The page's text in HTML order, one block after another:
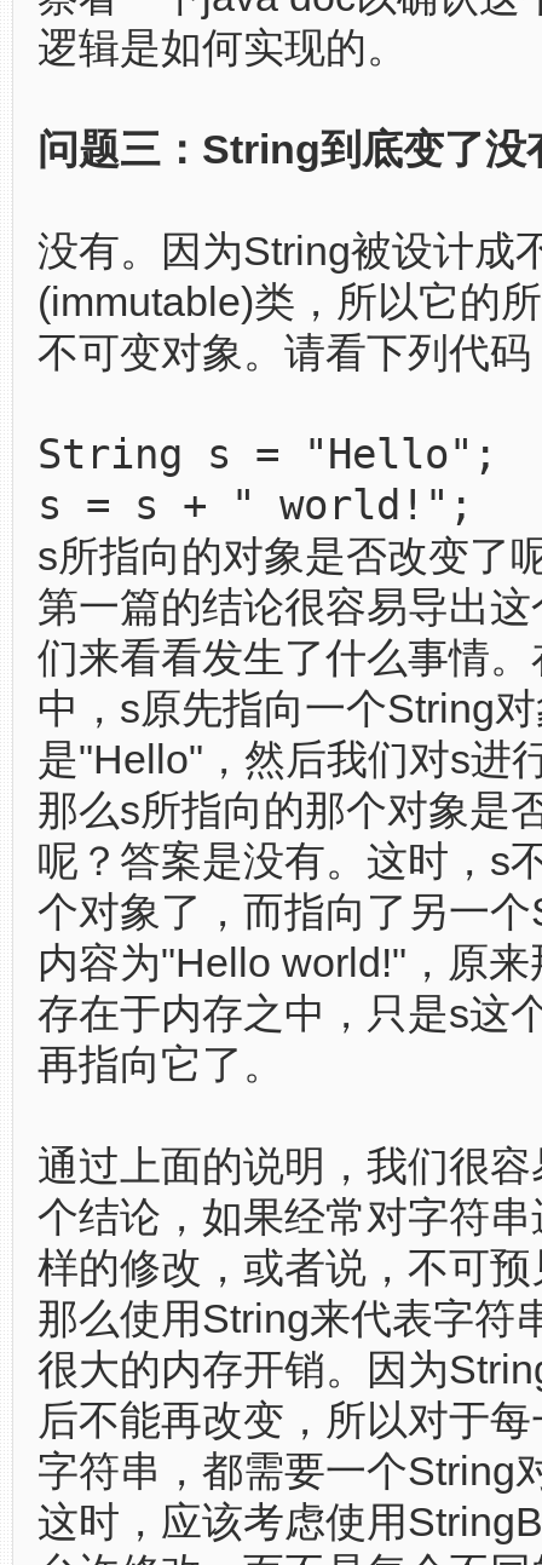
逻辑是如何实现的。
问题三：String到底变了没
没有。因为String被设计成
(immutable)类，所以它的
不可变对象。请看下列代码
String s = "Hello";
s = s + " world!";
s所指向的对象是否改变了
第一篇的结论很容易导出
们来看看发生了什么事情
中，s原先指向一个String
是"Hello"，然后我们对s进
那么s所指向的那个对象是
呢？答案是没有。这时，s
个对象了，而指向了另一
内容为"Hello world!"，原
存在于内存之中，只是s这
再指向它了。
通过上面的说明，我们很
个结论，如果经常对字符
样的修改，或者说，不可
那么使用String来代表字符
很大的内存开销。因为
后不能再改变，所以对于
字符串，都需要一个String
这时，应该考虑使用